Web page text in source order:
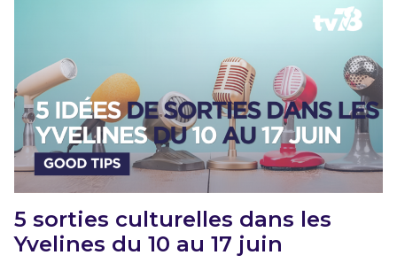
5 sorties culturelles dans les
Yvelines du 10 au 17 juin